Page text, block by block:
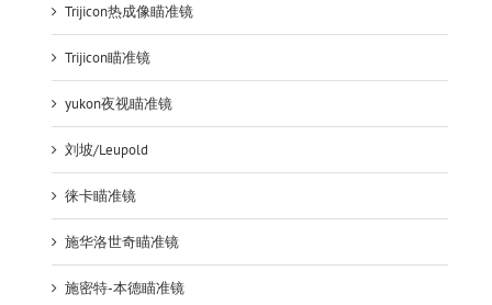
Trijicon热成像瞄准镜
Trijicon瞄准镜
yukon夜视瞄准镜
刘坡/Leupold
徕卡瞄准镜
施华洛世奇瞄准镜
施密特-本德瞄准镜